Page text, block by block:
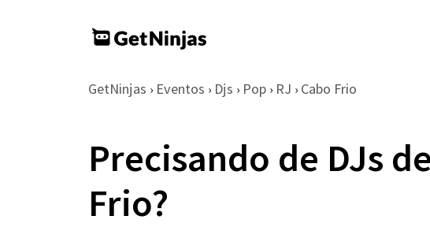
GetNinjas › Eventos › Djs › Pop › RJ › Cabo Frio
Precisando de DJs
Frio?